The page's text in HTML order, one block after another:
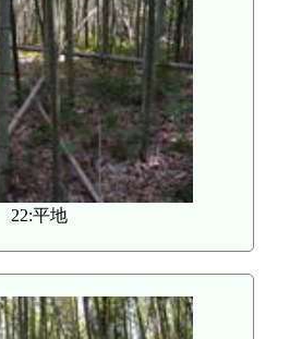
22:平地